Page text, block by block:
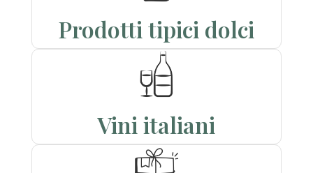
Prodotti tipici dolci
Vini italiani